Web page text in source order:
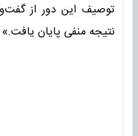
توصیف این دور از
نتیجه منفی پایان یافت.»